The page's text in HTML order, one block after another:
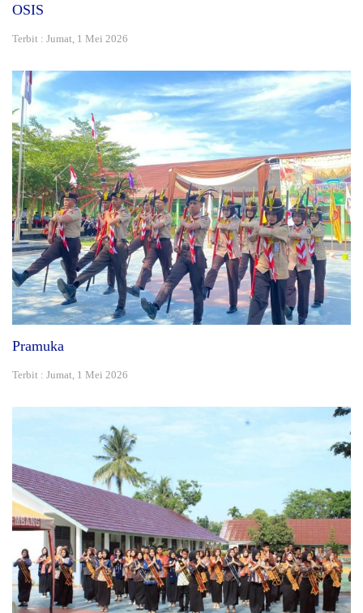
OSIS
Terbit : Jumat, 1 Mei 2026
Pramuka
Terbit : Jumat, 1 Mei 2026